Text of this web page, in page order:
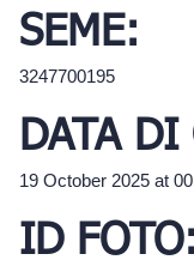
SEME:
3247700195
DATA DI
19 October 2025 at
ID FOTO: